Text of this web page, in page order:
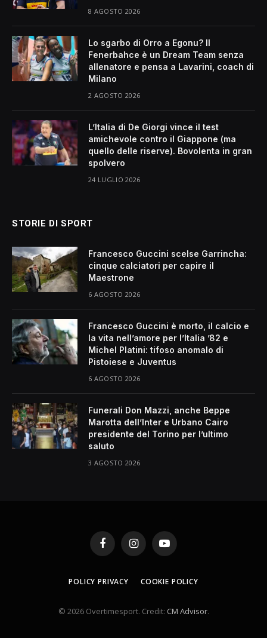
8 AGOSTO 2026
Lo sgarbo di Orro a Egonu? Il
Fenerbahce è un Dream Team senza
allenatore e pensa a Lavarini, coach di
Milano
2 AGOSTO 2026
L’Italia di De Giorgi vince il test
amichevole contro il Giappone (ma
quello delle riserve). Bovolenta in gran
spolvero
24 LUGLIO 2026
STORIE DI SPORT
Francesco Guccini scelse Garrincha:
cinque calciatori per capire il
Maestrone
6 AGOSTO 2026
Francesco Guccini è morto, il calcio e
la vita nell’amore per l’Italia ’82 e
Michel Platini: tifoso anomalo di
Pistoiese e Juventus
6 AGOSTO 2026
Funerali Don Mazzi, anche Beppe
Marotta dell’Inter e Urbano Cairo
presidente del Torino per l’ultimo
saluto
3 AGOSTO 2026
FacebookInstagramYouTube
POLICY PRIVACY COOKIE POLICY
© 2026 Overtimesport. Credit: CM Advisor.